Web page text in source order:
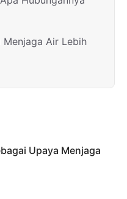
Menjaga Air Lebih
Upaya Menjaga